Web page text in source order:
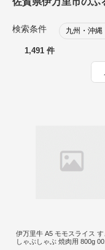
検索条件 九州・沖縄
1,491 件
伊万里牛 A5 モモスライス す
しゃぶしゃぶ 焼肉用 800g